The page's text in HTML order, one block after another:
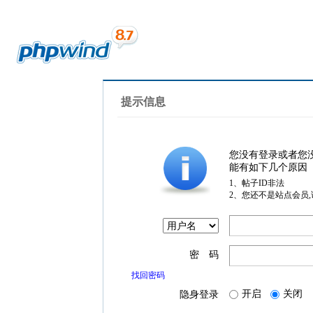
提示信息
您没有登录或者您
能有如下几个原因
1、帖子ID非法
2、您还不是站点会员
密 码
找回密码
隐身登录 开启 关闭